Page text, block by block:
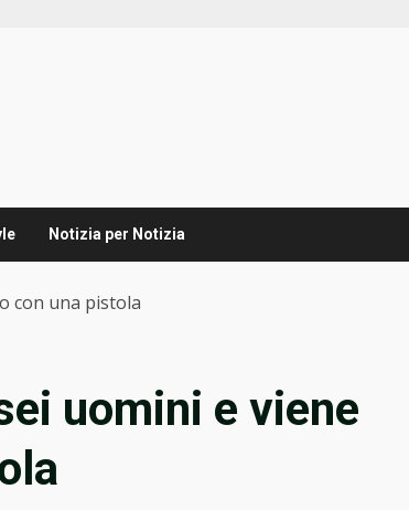
Notizia per Notizia
con una pistola
uomini e viene